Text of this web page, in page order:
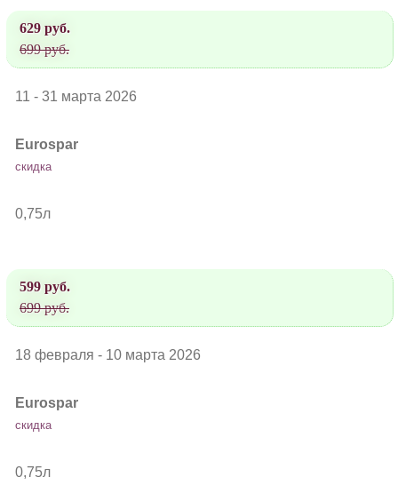
629 руб.
699 руб.
11 - 31 марта 2026
Eurospar
скидка
0,75л
599 руб.
699 руб.
18 февраля - 10 марта 2026
Eurospar
скидка
0,75л